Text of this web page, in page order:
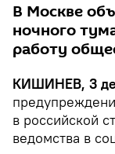
В Москве
ночного
работу
КИШИНЕВ, 3
в российской
ведомства в